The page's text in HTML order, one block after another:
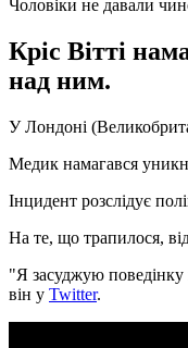
Чоловіки не давали
Кріс Вітті
над ним.
У Лондоні
Медик намагався
Інцидент розслідує
На те, що трапилося,
"Я засуджую поведінку
він у Twitter.